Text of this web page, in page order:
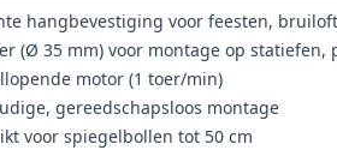
hangbevestiging voor feesten,
(Ø 35 mm) voor montage op statiefen,
motor (1 toer/min)
gereedschapsloos montage
voor spiegelbollen tot 50 cm